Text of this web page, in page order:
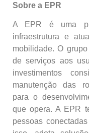
Sobre a EPR
A EPR é uma
infraestrutura e
mobilidade. O
de serviços aos
investimentos
manutenção das
para o
que opera. A EPR
pessoas